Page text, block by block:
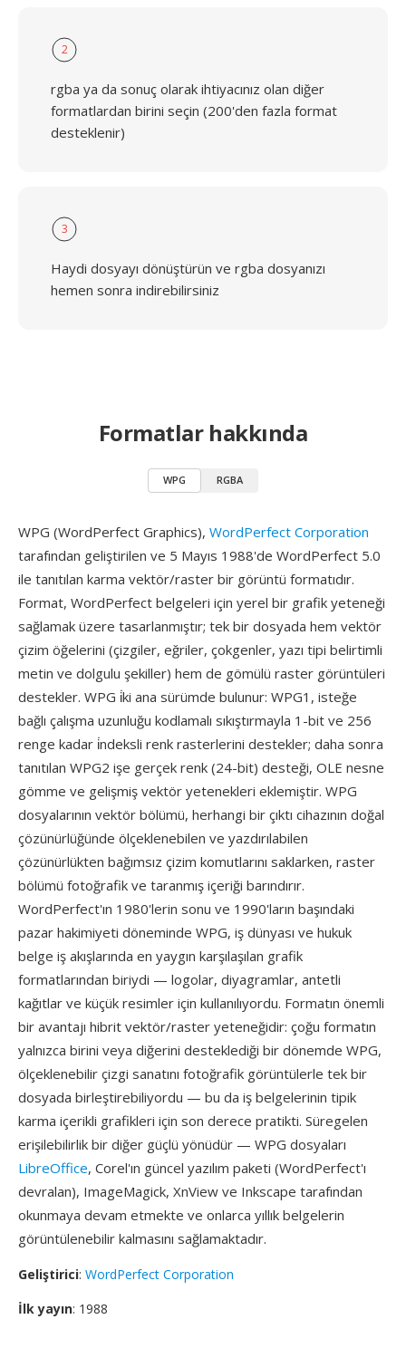
2
rgba ya da sonuç olarak ihtiyacınız olan diğer
formatlardan birini seçin (200'den fazla format
desteklenir)
3
Haydi dosyayı dönüştürün ve rgba dosyanızı
hemen sonra indirebilirsiniz
Formatlar hakkında
WPG RGBA
WPG (WordPerfect Graphics), WordPerfect Corporation
tarafından geliştirilen ve 5 Mayıs 1988'de WordPerfect 5.0
ile tanıtılan karma vektör/raster bir görüntü formatıdır.
Format, WordPerfect belgeleri için yerel bir grafik yeteneği
sağlamak üzere tasarlanmıştır; tek bir dosyada hem vektör
çizim öğelerini (çizgiler, eğriler, çokgenler, yazı tipi belirtimli
metin ve dolgulu şekiller) hem de gömülü raster görüntüleri
destekler. WPG i̇ki ana sürümde bulunur: WPG1, isteğe
bağlı çalışma uzunluğu kodlamalı sıkıştırmayla 1-bit ve 256
renge kadar i̇ndeksli renk rasterlerini destekler; daha sonra
tanıtılan WPG2 işe gerçek renk (24-bit) desteği, OLE nesne
gömme ve gelişmiş vektör yetenekleri eklemiştir. WPG
dosyalarının vektör bölümü, herhangi bir çıktı cihazının doğal
çözünürlüğünde ölçeklenebilen ve yazdırılabilen
çözünürlükten bağımsız çizim komutlarını saklarken, raster
bölümü fotoğrafik ve taranmış içeriği barındırır.
WordPerfect'ın 1980'lerin sonu ve 1990'ların başındaki
pazar hakimiyeti döneminde WPG, iş dünyası ve hukuk
belge iş akışlarında en yaygın karşılaşılan grafik
formatlarından biriydi — logolar, diyagramlar, antetli
kağıtlar ve küçük resimler için kullanılıyordu. Formatın önemli
bir avantajı hibrit vektör/raster yeteneğidir: çoğu formatın
yalnızca birini veya diğerini desteklediği bir dönemde WPG,
ölçeklenebilir çizgi sanatını fotoğrafik görüntülerle tek bir
dosyada birleştirebiliyordu — bu da iş belgelerinin tipik
karma içerikli grafikleri için son derece pratikti. Süregelen
erişilebilirlik bir diğer güçlü yönüdür — WPG dosyaları
LibreOffice, Corel'ın güncel yazılım paketi (WordPerfect'ı
devralan), ImageMagick, XnView ve Inkscape tarafından
okunmaya devam etmekte ve onlarca yıllık belgelerin
görüntülenebilir kalmasını sağlamaktadır.
Geliştirici: WordPerfect Corporation
İlk yayın: 1988